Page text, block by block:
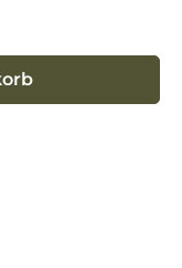
Schaltflächen um die